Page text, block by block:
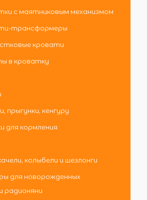
с маятниковым механизмом
трансформеры
кровати
в кроватку
прыгунки, кенгуру
для кормления
колыбели и шезлонги
для новорожденных
радионяни